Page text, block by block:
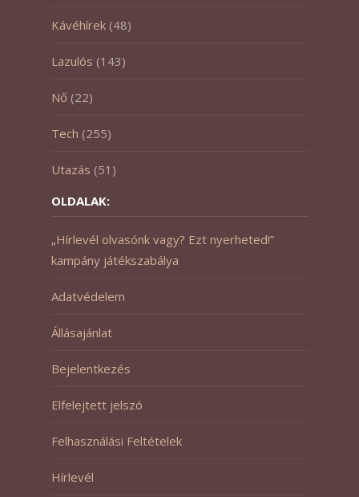
Kávéhírek (48)
Lazulós (143)
Nő (22)
Tech (255)
Utazás (51)
OLDALAK:
„Hírlevél olvasónk vagy? Ezt nyerheted!”
kampány játékszabálya
Adatvédelem
Állásajánlat
Bejelentkezés
Elfelejtett jelszó
Felhasználási Feltételek
Hírlevél